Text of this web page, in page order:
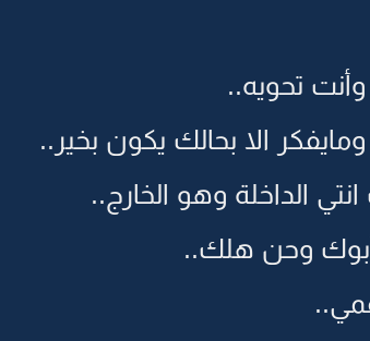
تحويه..
الا بحالك يكون بخير..
الداخلة وهو الخارج..
أبوك وحن هلك..